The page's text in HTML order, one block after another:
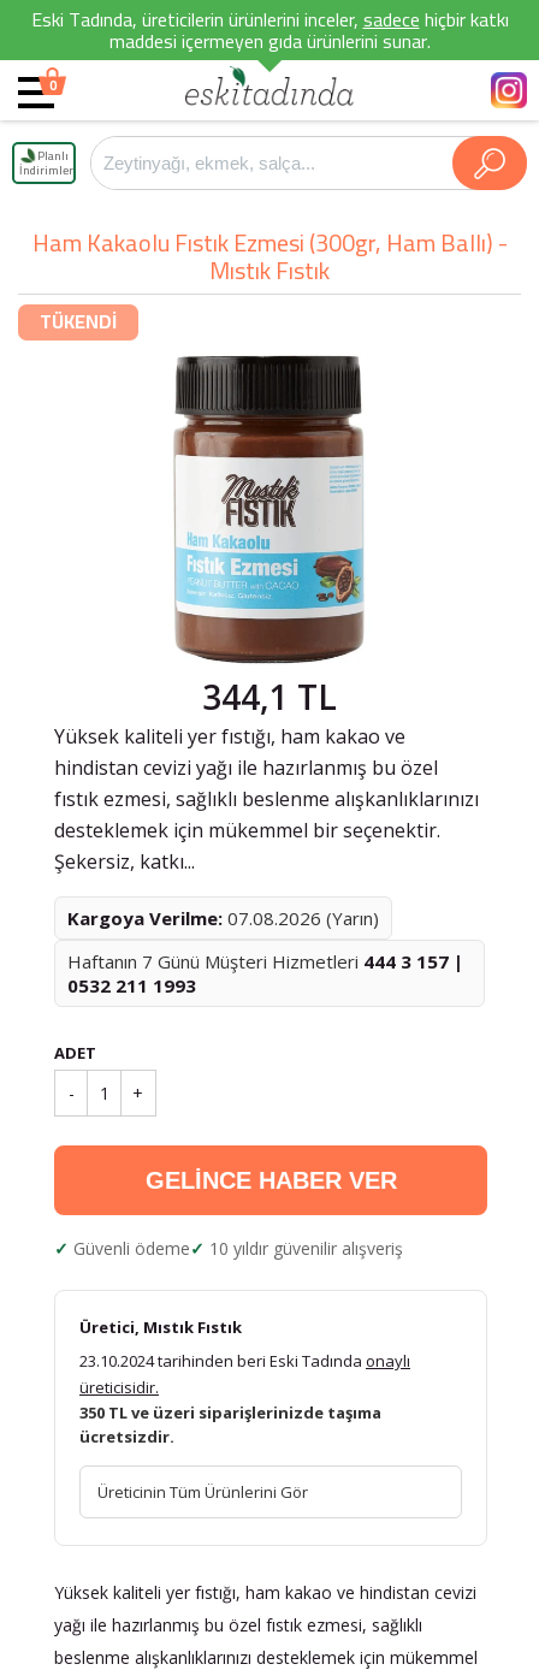
Eski Tadında, üreticilerin ürünlerini inceler,sadecehiçbir katkı
maddesi içermeyen gıda ürünlerini sunar.
0
Planlı
İndirimler
Ham Kakaolu Fıstık Ezmesi (300gr, Ham Ballı) -
Mıstık Fıstık
TÜKENDİ
344,1 TL
Yüksek kaliteli yer fıstığı, ham kakao ve
hindistan cevizi yağı ile hazırlanmış bu özel
fıstık ezmesi, sağlıklı beslenme alışkanlıklarınızı
desteklemek için mükemmel bir seçenektir.
Şekersiz, katkı...
Kargoya Verilme: 07.08.2026 (Yarın)
Haftanın 7 Günü Müşteri Hizmetleri 444 3 157 |
0532 211 1993
ADET
- 1 +
GELİNCE HABER VER
Güvenli ödeme 10 yıldır güvenilir alışveriş
Üretici, Mıstık Fıstık
23.10.2024 tarihinden beri Eski Tadında onaylı
üreticisidir.
350 TL ve üzeri siparişlerinizde taşıma
ücretsizdir.
Üreticinin Tüm Ürünlerini Gör
Yüksek kaliteli yer fıstığı, ham kakao ve hindistan cevizi
yağı ile hazırlanmış bu özel fıstık ezmesi, sağlıklı
beslenme alışkanlıklarınızı desteklemek için mükemmel